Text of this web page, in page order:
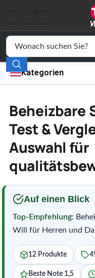
Kategorien
Elektronik
Freizeit
Wohnen
Service
Vergleichssiegel
Beheizbare
Test &
Auswahl für
Auf einen Blick
Top-Empfehlung:
Will für Herren und
12 Produkte
Beste Note 1,5